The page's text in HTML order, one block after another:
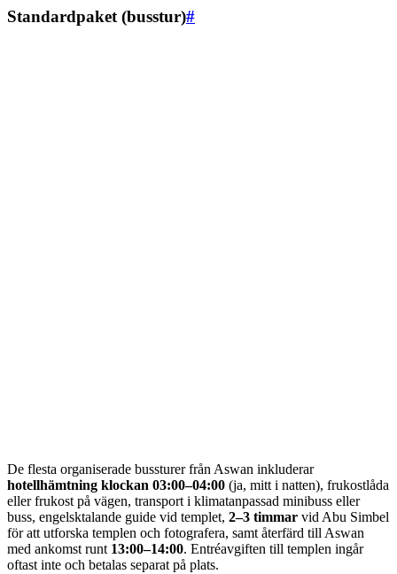
Standardpaket (busstur)#
De flesta organiserade bussturer från Aswan inkluderar
hotellhämtning klockan 03:00–04:00 (ja, mitt i natten), frukostlåda
eller frukost på vägen, transport i klimatanpassad minibuss eller
buss, engelsktalande guide vid templet, 2–3 timmar vid Abu Simbel
för att utforska templen och fotografera, samt återfärd till Aswan
med ankomst runt 13:00–14:00. Entréavgiften till templen ingår
oftast inte och betalas separat på plats.